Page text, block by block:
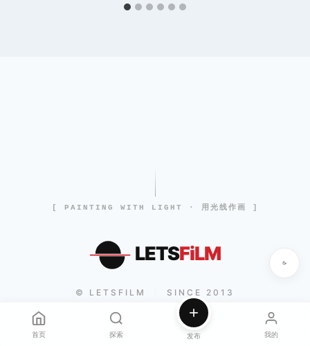
[ PAINTING WITH LIGHT · 用光线作画 ]
LETSFiLM
© LETSFILM SINCE 2013
首页 探索 发布 我的